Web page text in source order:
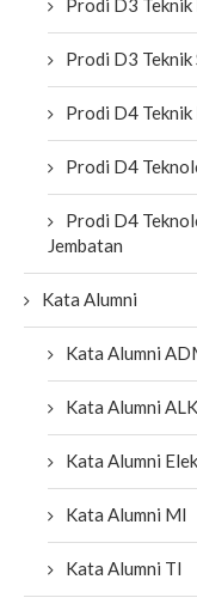
Prodi D3
Prodi D3 Teknik
Prodi D4 Teknik
Prodi D4
Prodi D4
Jembatan
Kata Alumni
Kata Alumni
Kata Alumni
Kata Alumni
Kata Alumni MI
Kata Alumni TI